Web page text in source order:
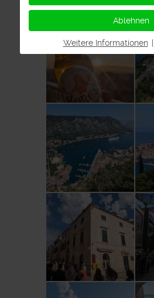
Ablehnen
Weitere Informationen |